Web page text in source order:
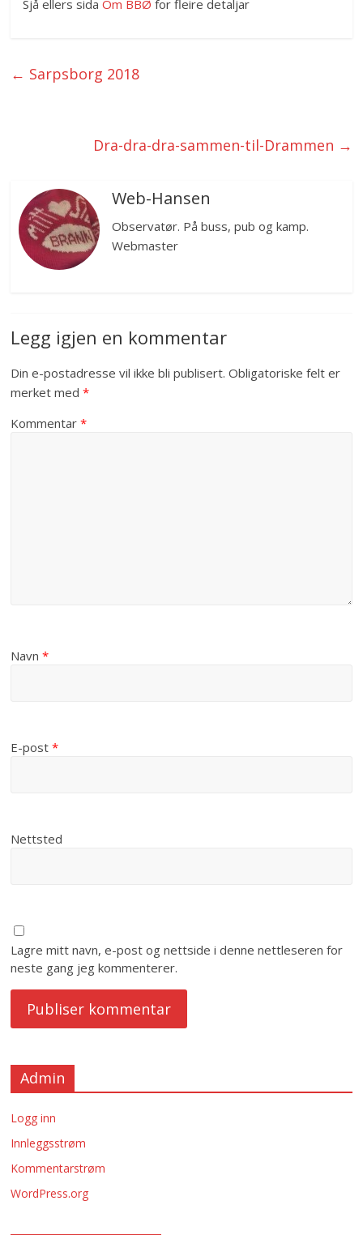
Sjå ellers sidaOm BBØ for fleire detaljar
← Sarpsborg 2018
Dra-dra-dra-sammen-til-Drammen →
Web-Hansen
Observatør. På buss, pub og kamp.
Webmaster
Legg igjen en kommentar
Din e-postadresse vil ikke bli publisert. Obligatoriske felt er
merket med*
Kommentar*
Navn*
E-post*
Nettsted
Lagre mitt navn, e-post og nettside i denne nettleseren for
neste gang jeg kommenterer.
Admin
Logg inn
Innleggsstrøm
Kommentarstrøm
WordPress.org